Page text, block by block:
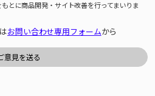
とに商品開発・サイト改善を行ってまいりま
お問い合わせ専用フォームから